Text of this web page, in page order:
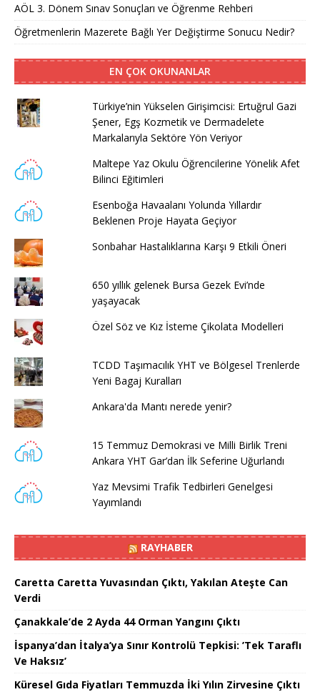
AÖL 3. Dönem Sınav Sonuçları ve Öğrenme Rehberi
Öğretmenlerin Mazerete Bağlı Yer Değiştirme Sonucu Nedir?
EN ÇOK OKUNANLAR
Türkiye’nin Yükselen Girişimcisi: Ertuğrul Gazi
Şener, Egş Kozmetik ve Dermadelete
Markalarıyla Sektöre Yön Veriyor
Maltepe Yaz Okulu Öğrencilerine Yönelik Afet
Bilinci Eğitimleri
Esenboğa Havaalanı Yolunda Yıllardır
Beklenen Proje Hayata Geçiyor
Sonbahar Hastalıklarına Karşı 9 Etkili Öneri
650 yıllık gelenek Bursa Gezek Evi’nde
yaşayacak
Özel Söz ve Kız İsteme Çikolata Modelleri
TCDD Taşımacılık YHT ve Bölgesel Trenlerde
Yeni Bagaj Kuralları
Ankara'da Mantı nerede yenir?
15 Temmuz Demokrasi ve Milli Birlik Treni
Ankara YHT Gar’dan İlk Seferine Uğurlandı
Yaz Mevsimi Trafik Tedbirleri Genelgesi
Yayımlandı
RAYHABER
Caretta Caretta Yuvasından Çıktı, Yakılan Ateşte Can
Verdi
Çanakkale’de 2 Ayda 44 Orman Yangını Çıktı
İspanya’dan İtalya’ya Sınır Kontrolü Tepkisi: ’Tek Taraflı
Ve Haksız’
Küresel Gıda Fiyatları Temmuzda İki Yılın Zirvesine Çıktı